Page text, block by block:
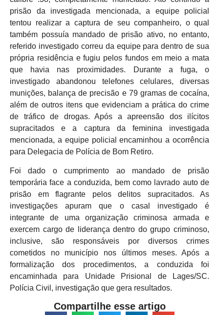
prisão da investigada mencionada, a equipe policial
tentou realizar a captura de seu companheiro, o qual
também possuía mandado de prisão ativo, no entanto,
referido investigado correu da equipe para dentro de sua
própria residência e fugiu pelos fundos em meio a mata
que havia nas proximidades. Durante a fuga, o
investigado abandonou telefones celulares, diversas
munições, balança de precisão e 79 gramas de cocaína,
além de outros itens que evidenciam a prática do crime
de tráfico de drogas. Após a apreensão dos ilícitos
supracitados e a captura da feminina investigada
mencionada, a equipe policial encaminhou a ocorrência
para Delegacia de Polícia de Bom Retiro.
Foi dado o cumprimento ao mandado de prisão
temporária face a conduzida, bem como lavrado auto de
prisão em flagrante pelos delitos supracitados. As
investigações apuram que o casal investigado é
integrante de uma organização criminosa armada e
exercem cargo de liderança dentro do grupo criminoso,
inclusive, são responsáveis por diversos crimes
cometidos no município nos últimos meses. Após a
formalização dos procedimentos, a conduzida foi
encaminhada para Unidade Prisional de Lages/SC.
Polícia Civil, investigação que gera resultados.
Compartilhe esse artigo